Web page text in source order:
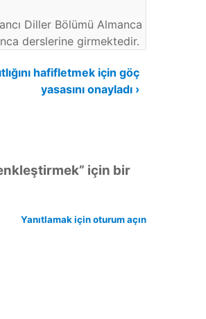
Diller Bölümü Almanca
derslerine girmektedir.
hafifletmek için göç
yasasını onayladı ›
” için bir
Yanıtlamak için oturum açın